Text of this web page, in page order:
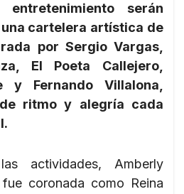
serán
cartelera artística de
por Sergio Vargas,
El Poeta Callejero,
y Fernando Villalona,
ritmo y alegría cada
actividades, Amberly
coronada como Reina